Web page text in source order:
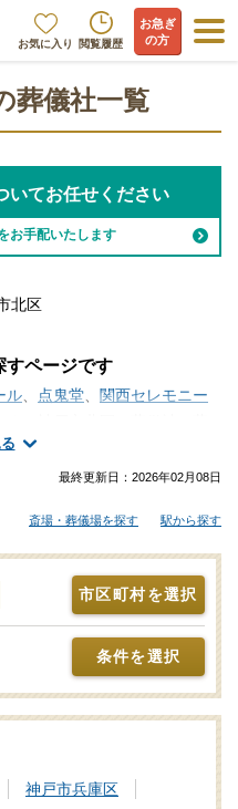
お気に入り 閲覧履歴
お急ぎ
の方
葬儀社一覧
いてお任せください
お手配いたします
北区
すページです
ル、 点鬼堂、 関西セレモニー
のみ、一日葬、家族葬、一
もったサービスが魅力の葬儀
です。各葬儀屋さんの特徴、
。「みんなが選んだお葬
区対応の葬儀社・葬儀屋さん
不明点などがあれば、些細と
365日お電話でご相談いただけ
の際に「信頼のおける葬儀
たしますので、あわせて新
るなど、しっかりと情報収
を探しましょう。
最終更新日： 2026年02月08日
斎場・葬儀場を探す 駅から探す
市区町村を選択
条件を選択
神戸市兵庫区